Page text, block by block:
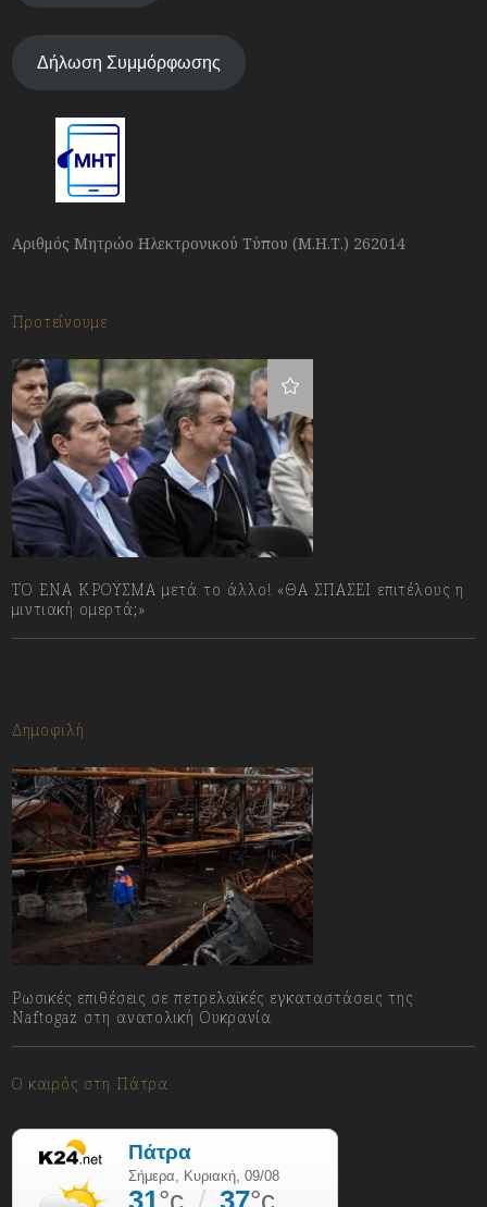
Δήλωση Συμμόρφωσης
Αριθμός Μητρώο Ηλεκτρονικού Τύπου (Μ.Η.Τ.) 262014
Προτείνουμε
ΤΟ ΕΝΑ ΚΡΟΥΣΜΑ μετά το άλλο! «ΘΑ ΣΠΑΣΕΙ επιτέλους η
μιντιακή ομερτά;»
Δημοφιλή
Ρωσικές επιθέσεις σε πετρελαϊκές εγκαταστάσεις της
Naftogaz στη ανατολική Ουκρανία
Ο καιρός στη Πάτρα